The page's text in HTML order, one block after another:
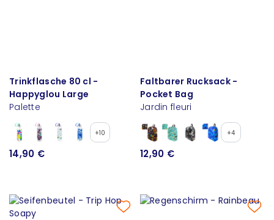
Trinkflasche 80 cl -
Happyglou Large
Palette
+10
14,90 €
Faltbarer Rucksack -
Pocket Bag
Jardin fleuri
+4
12,90 €